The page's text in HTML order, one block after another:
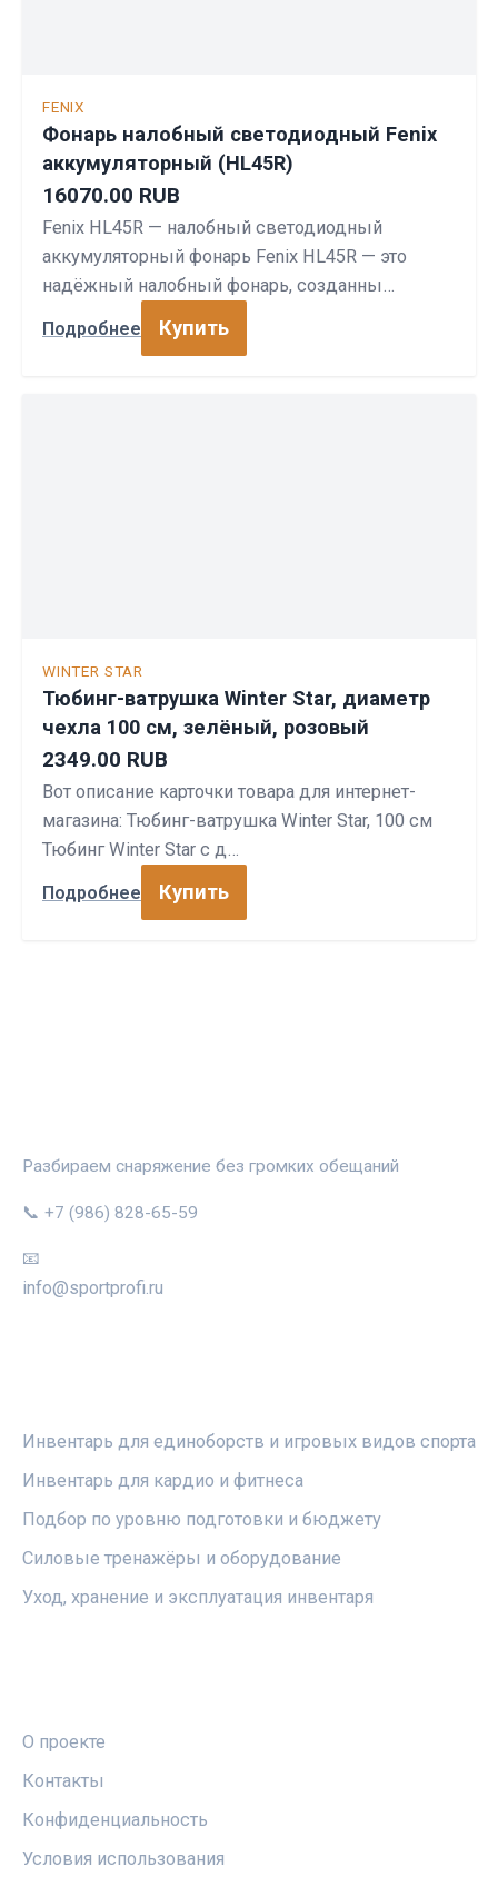
FENIX
Фонарь налобный светодиодный Fenix
аккумуляторный (HL45R)
16070.00 RUB
Fenix HL45R — налобный светодиодный
аккумуляторный фонарь Fenix HL45R — это
надёжный налобный фонарь, созданны…
Подробнее Купить
WINTER STAR
Тюбинг-ватрушка Winter Star, диаметр
чехла 100 см, зелёный, розовый
2349.00 RUB
Вот описание карточки товара для интернет-
магазина: Тюбинг-ватрушка Winter Star, 100 см
Тюбинг Winter Star с д…
Подробнее Купить
Разбираем снаряжение без громких обещаний
📞 +7 (986) 828-65-59
📧
info@sportprofi.ru
Инвентарь для единоборств и игровых видов спорта
Инвентарь для кардио и фитнеса
Подбор по уровню подготовки и бюджету
Силовые тренажёры и оборудование
Уход, хранение и эксплуатация инвентаря
О проекте
Контакты
Конфиденциальность
Условия использования